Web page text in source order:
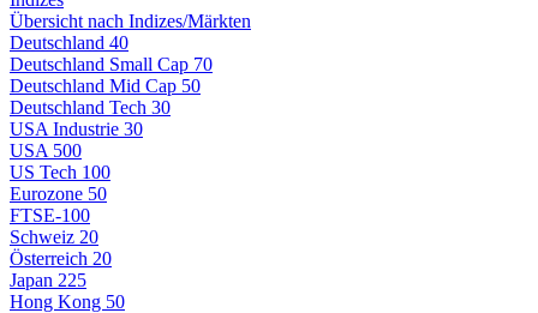
Übersicht nach Indizes/Märkten
Deutschland 40
Deutschland Small Cap 70
Deutschland Mid Cap 50
Deutschland Tech 30
USA Industrie 30
USA 500
US Tech 100
Eurozone 50
FTSE-100
Schweiz 20
Österreich 20
Japan 225
Hong Kong 50